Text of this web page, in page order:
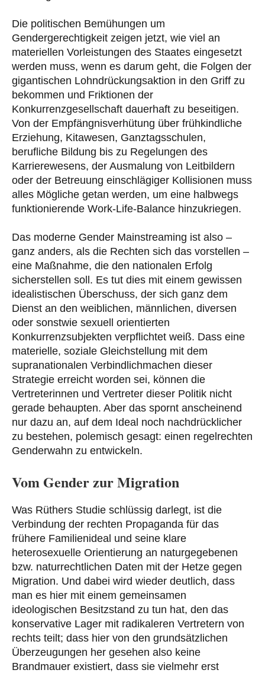
Die politischen Bemühungen um
Gendergerechtigkeit zeigen jetzt, wie viel an
materiellen Vorleistungen des Staates eingesetzt
werden muss, wenn es darum geht, die Folgen der
gigantischen Lohndrückungsaktion in den Griff zu
bekommen und Friktionen der
Konkurrenzgesellschaft dauerhaft zu beseitigen.
Von der Empfängnisverhütung über frühkindliche
Erziehung, Kitawesen, Ganztagsschulen,
berufliche Bildung bis zu Regelungen des
Karrierewesens, der Ausmalung von Leitbildern
oder der Betreuung einschlägiger Kollisionen muss
alles Mögliche getan werden, um eine halbwegs
funktionierende Work-Life-Balance hinzukriegen.
Das moderne Gender Mainstreaming ist also –
ganz anders, als die Rechten sich das vorstellen –
eine Maßnahme, die den nationalen Erfolg
sicherstellen soll. Es tut dies mit einem gewissen
idealistischen Überschuss, der sich ganz dem
Dienst an den weiblichen, männlichen, diversen
oder sonstwie sexuell orientierten
Konkurrenzsubjekten verpflichtet weiß. Dass eine
materielle, soziale Gleichstellung mit dem
supranationalen Verbindlichmachen dieser
Strategie erreicht worden sei, können die
Vertreterinnen und Vertreter dieser Politik nicht
gerade behaupten. Aber das spornt anscheinend
nur dazu an, auf dem Ideal noch nachdrücklicher
zu bestehen, polemisch gesagt: einen regelrechten
Genderwahn zu entwickeln.
Vom Gender zur Migration
Was Rüthers Studie schlüssig darlegt, ist die
Verbindung der rechten Propaganda für das
frühere Familienideal und seine klare
heterosexuelle Orientierung an naturgegebenen
bzw. naturrechtlichen Daten mit der Hetze gegen
Migration. Und dabei wird wieder deutlich, dass
man es hier mit einem gemeinsamen
ideologischen Besitzstand zu tun hat, den das
konservative Lager mit radikaleren Vertretern von
rechts teilt; dass hier von den grundsätzlichen
Überzeugungen her gesehen also keine
Brandmauer existiert, dass sie vielmehr erst